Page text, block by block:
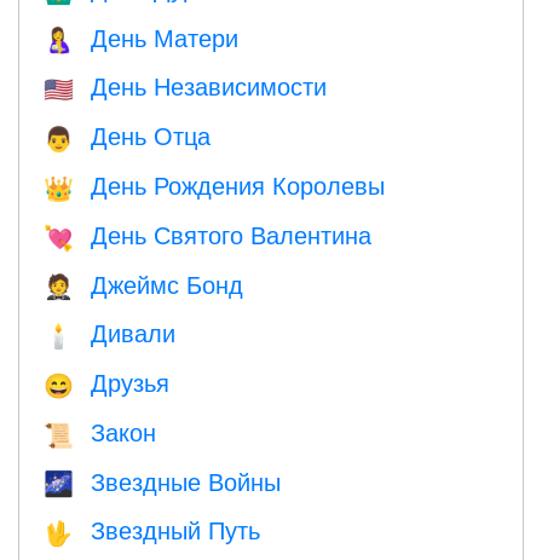
🤱 День Матери
🇺🇸 День Независимости
👨 День Отца
👑 День Рождения Королевы
💘 День Святого Валентина
🤵 Джеймс Бонд
🕯 Дивали
😄 Друзья
📜 Закон
🌌 Звездные Войны
🖖 Звездный Путь